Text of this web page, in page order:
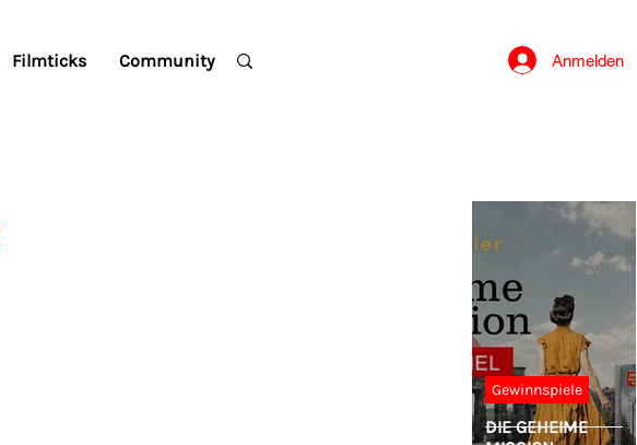
Filmticks Community Anmelden
DIE GEHEIME
Gewinnspiele